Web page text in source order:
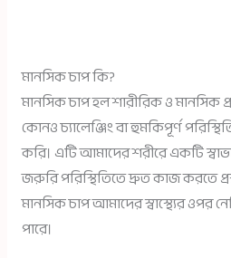
মানসিক চাপ কি?
মানসিক চাপ হল শারীরিক ও মানসিক
কোনও চ্যালেঞ্জিং বা হুমকিপূর্ণ
করি। এটি আমাদের শরীরে একটি
জরুরি পরিস্থিতিতে দ্রুত কাজ করতে
মানসিক চাপ আমাদের স্বাস্থ্যের ওপর
পারে।